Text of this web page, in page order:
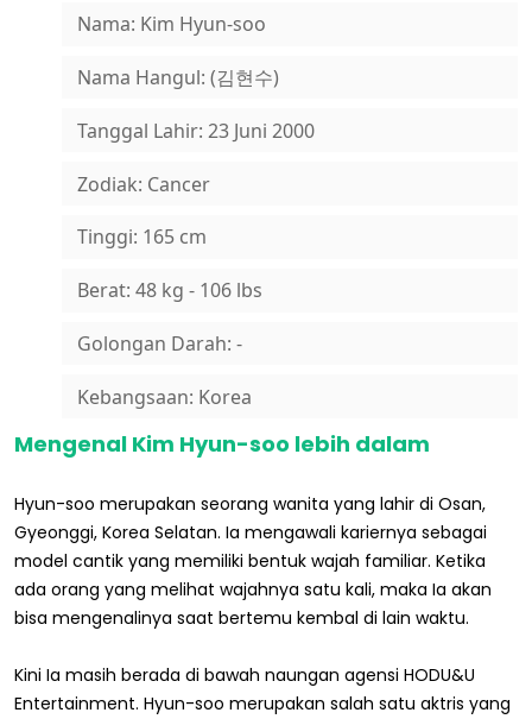
Nama: Kim Hyun-soo
Nama Hangul: (김현수)
Tanggal Lahir: 23 Juni 2000
Zodiak: Cancer
Tinggi: 165 cm
Berat: 48 kg - 106 lbs
Golongan Darah: -
Kebangsaan: Korea
Mengenal Kim Hyun-soo lebih dalam
Hyun-soo merupakan seorang wanita yang lahir di Osan,
Gyeonggi, Korea Selatan. Ia mengawali kariernya sebagai
model cantik yang memiliki bentuk wajah familiar. Ketika
ada orang yang melihat wajahnya satu kali, maka Ia akan
bisa mengenalinya saat bertemu kembal di lain waktu.
Kini Ia masih berada di bawah naungan agensi HODU&U
Entertainment. Hyun-soo merupakan salah satu aktris yang